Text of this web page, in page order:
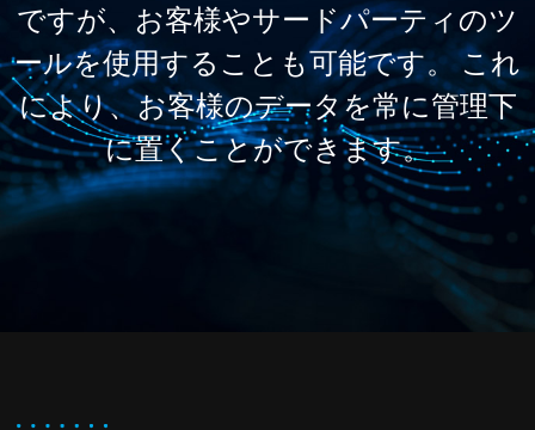
ですが、お客様やサードパーティのツ
ールを使用することも可能です。 これ
により、お客様のデータを常に管理下
に置くことができます。